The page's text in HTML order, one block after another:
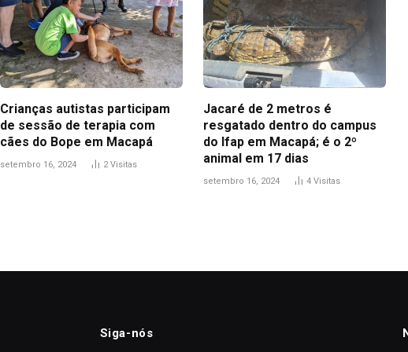
Crianças autistas participam
de sessão de terapia com
cães do Bope em Macapá
setembro 16, 2024 2 Visitas
Jacaré de 2 metros é
resgatado dentro do campus
do Ifap em Macapá; é o 2º
animal em 17 dias
setembro 16, 2024 4 Visitas
Siga-nós